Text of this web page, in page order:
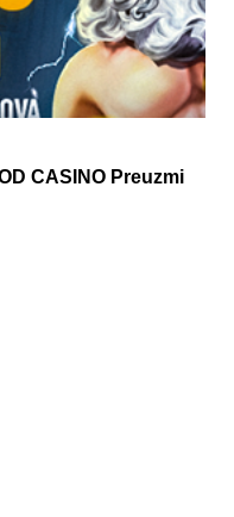
CASINO Preuzmi